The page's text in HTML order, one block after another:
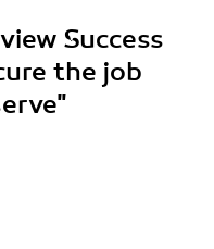
Success
the job